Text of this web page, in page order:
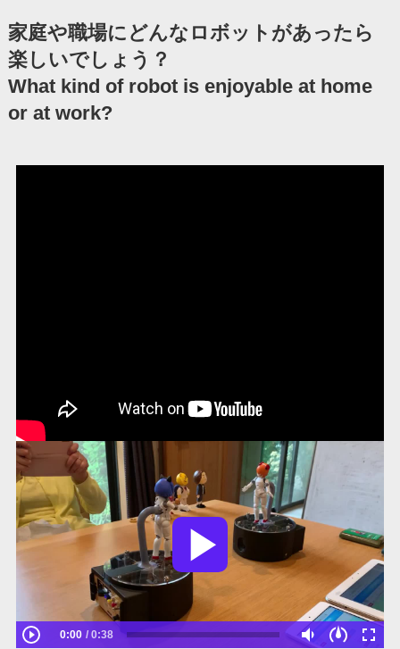
家庭や職場にどんなロボットがあったら
楽しいでしょう？
What kind of robot is enjoyable at home
or at work?
0:00 0:38